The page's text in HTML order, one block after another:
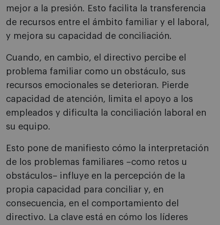
mejor a la presión. Esto facilita la transferencia
de recursos entre el ámbito familiar y el laboral,
y mejora su capacidad de conciliación.
Cuando, en cambio, el directivo percibe el
problema familiar como un obstáculo, sus
recursos emocionales se deterioran. Pierde
capacidad de atención, limita el apoyo a los
empleados y dificulta la conciliación laboral en
su equipo.
Esto pone de manifiesto cómo la interpretación
de los problemas familiares –como retos u
obstáculos– influye en la percepción de la
propia capacidad para conciliar y, en
consecuencia, en el comportamiento del
directivo. La clave está en cómo los líderes